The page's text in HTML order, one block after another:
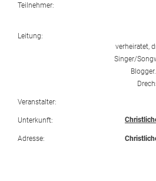
Teilnehmer:
Leitung:
verheiratet,
Singer/
Veranstalter:
Unterkunft:
Adresse: